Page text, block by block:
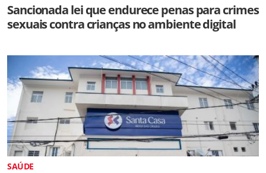
Sancionada lei que endurece penas para crimes
sexuais contra crianças no ambiente digital
SAÚDE